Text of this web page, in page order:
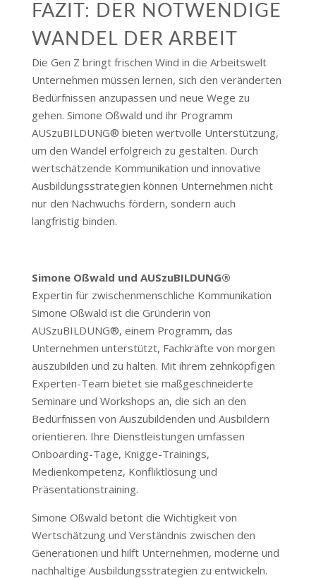
FAZIT: DER NOTWENDIGE
WANDEL DER ARBEIT
Die Gen Z bringt frischen Wind in die Arbeitswelt
Unternehmen müssen lernen, sich den veränderten
Bedürfnissen anzupassen und neue Wege zu
gehen. Simone Oßwald und ihr Programm
AUSzuBILDUNG® bieten wertvolle Unterstützung,
um den Wandel erfolgreich zu gestalten. Durch
wertschätzende Kommunikation und innovative
Ausbildungsstrategien können Unternehmen nicht
nur den Nachwuchs fördern, sondern auch
langfristig binden.
Simone Oßwald und AUSzuBILDUNG®
Expertin für zwischenmenschliche Kommunikation
Simone Oßwald ist die Gründerin von
AUSzuBILDUNG®, einem Programm, das
Unternehmen unterstützt, Fachkräfte von morgen
auszubilden und zu halten. Mit ihrem zehnköpfigen
Experten-Team bietet sie maßgeschneiderte
Seminare und Workshops an, die sich an den
Bedürfnissen von Auszubildenden und Ausbildern
orientieren. Ihre Dienstleistungen umfassen
Onboarding-Tage, Knigge-Trainings,
Medienkompetenz, Konfliktlösung und
Präsentationstraining.
Simone Oßwald betont die Wichtigkeit von
Wertschätzung und Verständnis zwischen den
Generationen und hilft Unternehmen, moderne und
nachhaltige Ausbildungsstrategien zu entwickeln.